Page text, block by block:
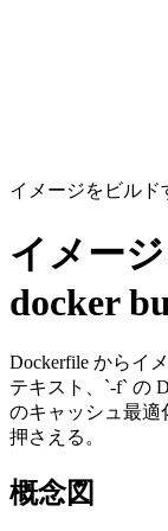
イメージをビルド
イメー
docker
Dockerfile からイ
テキスト、`-f` の
のキャッシュ最適
押さえる。
概念図